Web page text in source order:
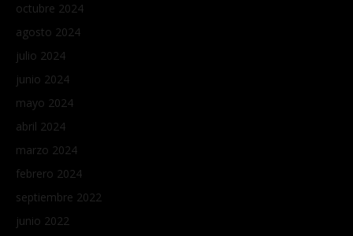
octubre 2024
agosto 2024
julio 2024
junio 2024
mayo 2024
abril 2024
marzo 2024
febrero 2024
septiembre 2022
junio 2022